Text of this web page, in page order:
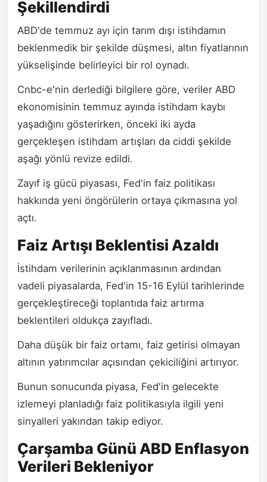
Şekillendirdi
ABD'de temmuz ayı için tarım dışı istihdamın
beklenmedik bir şekilde düşmesi, altın fiyatlarının
yükselişinde belirleyici bir rol oynadı.
Cnbc-e'nin derlediği bilgilere göre, veriler ABD
ekonomisinin temmuz ayında istihdam kaybı
yaşadığını gösterirken, önceki iki ayda
gerçekleşen istihdam artışları da ciddi şekilde
aşağı yönlü revize edildi.
Zayıf iş gücü piyasası, Fed'in faiz politikası
hakkında yeni öngörülerin ortaya çıkmasına yol
açtı.
Faiz Artışı Beklentisi Azaldı
İstihdam verilerinin açıklanmasının ardından
vadeli piyasalarda, Fed'in 15-16 Eylül tarihlerinde
gerçekleştireceği toplantıda faiz artırma
beklentileri oldukça zayıfladı.
Daha düşük bir faiz ortamı, faiz getirisi olmayan
altının yatırımcılar açısından çekiciliğini artırıyor.
Bunun sonucunda piyasa, Fed'in gelecekte
izlemeyi planladığı faiz politikasıyla ilgili yeni
sinyalleri yakından takip ediyor.
Çarşamba Günü ABD Enflasyon
Verileri Bekleniyor